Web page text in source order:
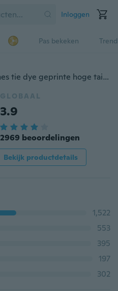
Inloggen
Pas bekeken
2018 nieuwste plus size dames tie dye geprinte hoge taille Palazzo-broek met wijde pijpen
GLOBAAL
3.9
2969 beoordelingen
Bekijk productdetails
1,522
553
395
197
302